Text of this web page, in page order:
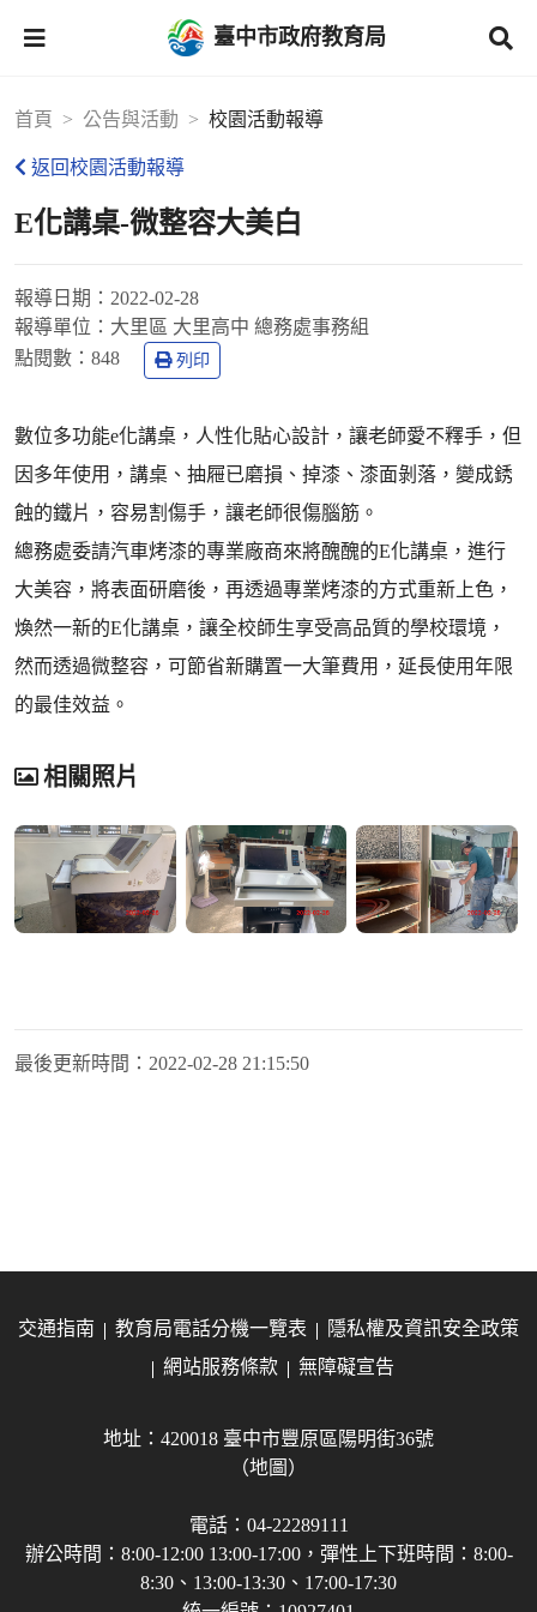
臺中市政府教育局
首頁 公告與活動 校園活動報導
返回校園活動報導
E化講桌-微整容大美白
報導日期： 2022-02-28
報導單位： 大里區 大里高中 總務處事務組
點閱數： 848 列印
數位多功能e化講桌，人性化貼心設計，讓老師愛不釋手，但
因多年使用，講桌、抽屜已磨損、掉漆、漆面剝落，變成銹
蝕的鐵片，容易割傷手，讓老師很傷腦筋。
總務處委請汽車烤漆的專業廠商來將醜醜的E化講桌，進行
大美容，將表面研磨後，再透過專業烤漆的方式重新上色，
煥然一新的E化講桌，讓全校師生享受高品質的學校環境，
然而透過微整容，可節省新購置一大筆費用，延長使用年限
的最佳效益。
相關照片
最後更新時間： 2022-02-28 21:15:50
交通指南 教育局電話分機一覽表
隱私權及資訊安全政策
網站服務條款
無障礙宣告
地址：420018 臺中市豐原區陽明街36號
（地圖）
電話：04-22289111
辦公時間：8:00-12:00 13:00-17:00，彈性上下班時間：8:00-
8:30、13:00-13:30、17:00-17:30